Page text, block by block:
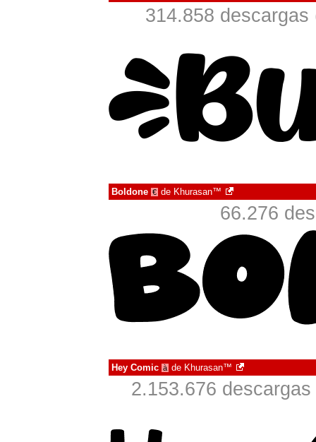
314.858 descargas
Boldone € de Khurasan™
66.276
Hey Comic à de Khurasan™
2.153.676